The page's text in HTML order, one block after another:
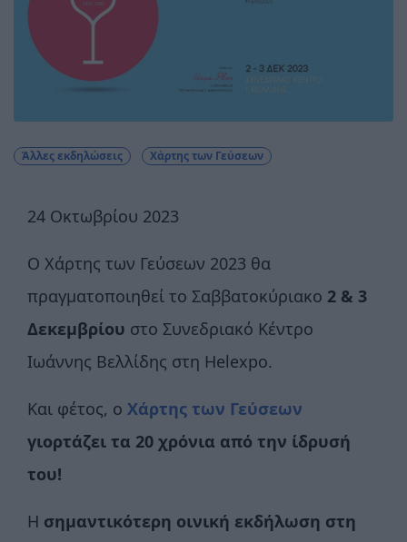
Άλλες εκδηλώσεις Χάρτης των Γεύσεων
24 Oκτωβρίου 2023
Ο Χάρτης των Γεύσεων 2023 θα
πραγματοποιηθεί το Σαββατοκύριακο 2 & 3
Δεκεμβρίου στο Συνεδριακό Κέντρο
Ιωάννης Βελλίδης στη Helexpo.
Και φέτος, ο Χάρτης των Γεύσεων
γιορτάζει τα 20 χρόνια από την ίδρυσή
του!
Η σημαντικότερη οινική εκδήλωση στη